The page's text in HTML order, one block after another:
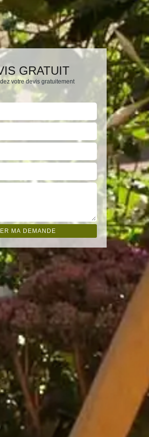
GRATUIT
votre devis gratuitement